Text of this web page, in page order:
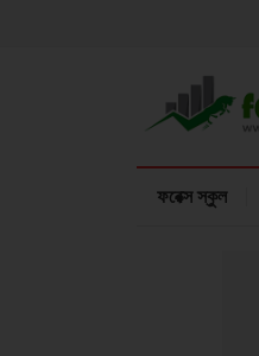
ফরেক্স স্কুল